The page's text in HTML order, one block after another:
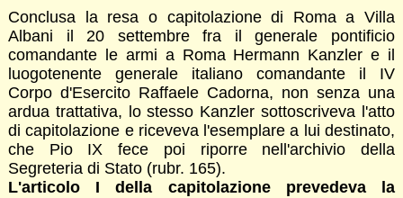
Conclusa la resa o capitolazione di Roma a Villa
Albani il 20 settembre fra il generale pontificio
comandante le armi a Roma Hermann Kanzler e il
luogotenente generale italiano comandante il IV
Corpo d'Esercito Raffaele Cadorna, non senza una
ardua trattativa, lo stesso Kanzler sottoscriveva l'atto
di capitolazione e riceveva l'esemplare a lui destinato,
che Pio IX fece poi riporre nell'archivio della
Segreteria di Stato (rubr. 165).
L'articolo I della capitolazione prevedeva la